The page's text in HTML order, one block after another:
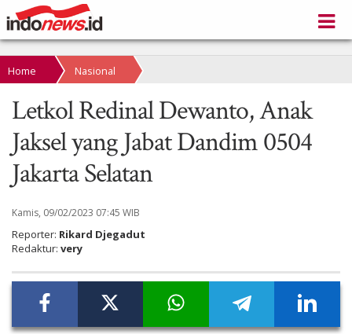
Home Nasional
Letkol Redinal Dewanto, Anak
Jaksel yang Jabat Dandim 0504
Jakarta Selatan
Kamis, 09/02/2023 07:45 WIB
Reporter: Rikard Djegadut
Redaktur: very